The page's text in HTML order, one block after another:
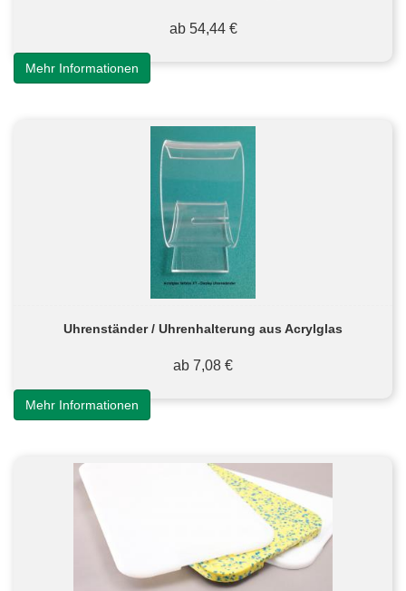
ab 54,44 €
Mehr Informationen
Uhrenständer / Uhrenhalterung aus Acrylglas
ab 7,08 €
Mehr Informationen